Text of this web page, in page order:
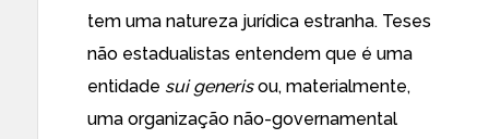
tem uma natureza jurídica estranha. Teses
não estadualistas entendem que é uma
entidade sui generisou, materialmente,
uma organização não-governamental